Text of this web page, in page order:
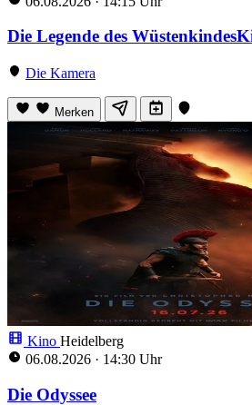
Die Legende des
Die Kamera
Merken
Kino Heidelberg
06.08.2026 · 14:30 Uhr
Die Odyssee